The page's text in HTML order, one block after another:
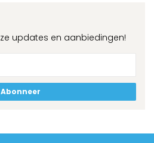
updates en aanbiedingen!
Abonneer